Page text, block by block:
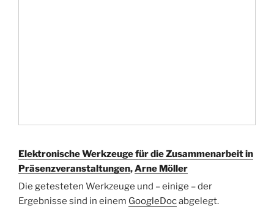
Elektronische Werkzeuge für die Zusammenarbeit in
Präsenzveranstaltungen,Arne Möller
Die getesteten Werkzeuge und – einige – der
Ergebnisse sind in einem GoogleDocabgelegt.